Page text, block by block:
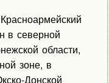
в северной
области,
зоне, в
Донской